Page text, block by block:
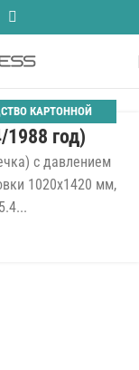
КАРТОННОЙ
год)
с давлением
1020x1420 мм,